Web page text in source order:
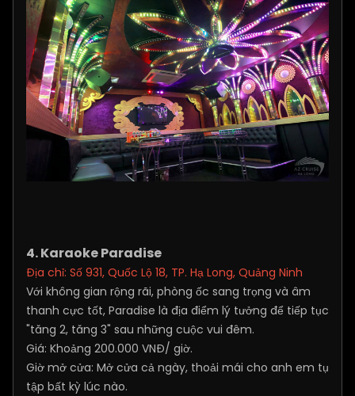
4. Karaoke Paradise
Địa chỉ: Số 931, Quốc Lộ 18, TP. Hạ Long, Quảng Ninh
Với không gian rộng rãi, phòng ốc sang trọng và âm
thanh cực tốt, Paradise là địa điểm lý tưởng để tiếp tục
"tăng 2, tăng 3" sau những cuộc vui đêm.
Giá: Khoảng 200.000 VNĐ/ giờ.
Giờ mở cửa: Mở cửa cả ngày, thoải mái cho anh em tụ
tập bất kỳ lúc nào.